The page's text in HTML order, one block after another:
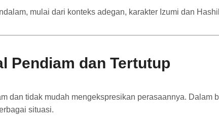
mulai dari konteks adegan, karakter Izumi dan
Pendiam dan Tertutup
dan tidak mudah mengekspresikan perasaannya. Dalam
situasi.